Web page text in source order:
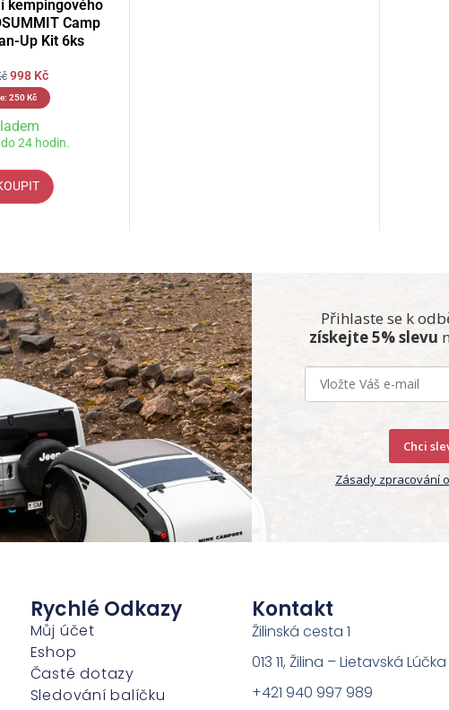
kempingového
Camp
Up Kit 6ks
998 Kč
250Kč
24 hodin.
Přihlaste se k
získejte 5% slevu
Chci
Zásady zpracování
Rychlé Odkazy
Můj účet
Eshop
Časté dotazy
Sledování balíčku
Kontakt
Žilinská cesta 1
013 11, Žilina – Lietavská Lúčka
+421 940 997 989